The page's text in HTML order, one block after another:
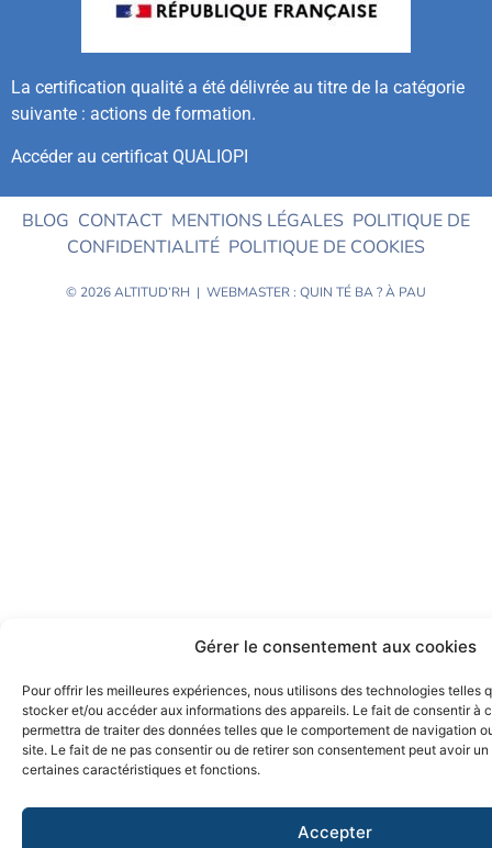
Gérer le consentement aux cookies
Pour offrir les meilleures expériences, nous utilisons des technologies telles
stocker et/ou accéder aux informations des appareils. Le fait de consentir à
permettra de traiter des données telles que le comportement de navigation
site. Le fait de ne pas consentir ou de retirer son consentement peut avoir
certaines caractéristiques et fonctions.
Accepter
La certification qualité a été délivrée au titre de la catégorie
suivante : actions de formation.
Accéder au certificat QUALIOPI
BLOG CONTACT MENTIONS LÉGALES POLITIQUE DE
CONFIDENTIALITÉ POLITIQUE DE COOKIES
© 2026 ALTITUD’RH | WEBMASTER : QUIN TÉ BA ?À PAU